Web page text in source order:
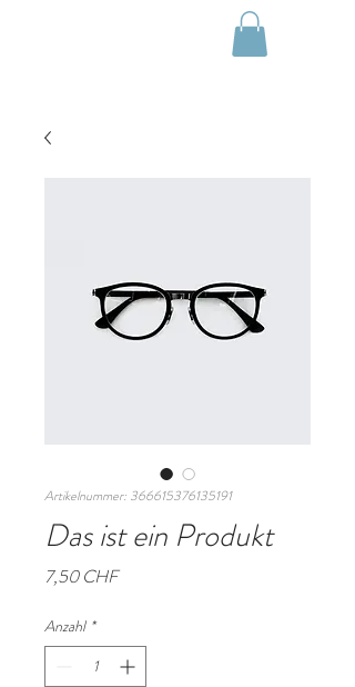
Artikelnummer: 366615376135191
Das ist ein Produkt
7,50 CHFPreis
Anzahl *